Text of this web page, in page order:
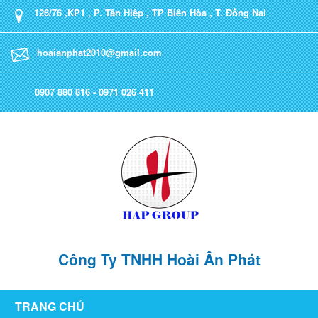
126/76 ,KP1 , P. Tân Hiệp , TP Biên Hòa , T. Đồng Nai
hoaianphat2010@gmail.com
0907 880 816 - 0971 026 411
Công Ty TNHH Hoài Ân Phát
TRANG CHỦ